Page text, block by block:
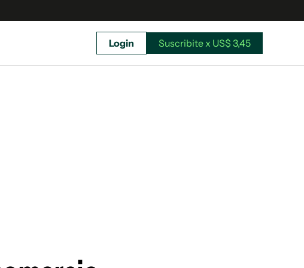
Login Suscribite x US$ 3,45